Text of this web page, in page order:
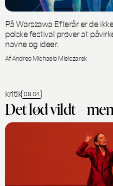
På Warszawa Efterår er de
polske festival prøver at
navne og ideer.
Af Andreo Michaelo Mielczarek
kritik 08.04
Det lød vildt –